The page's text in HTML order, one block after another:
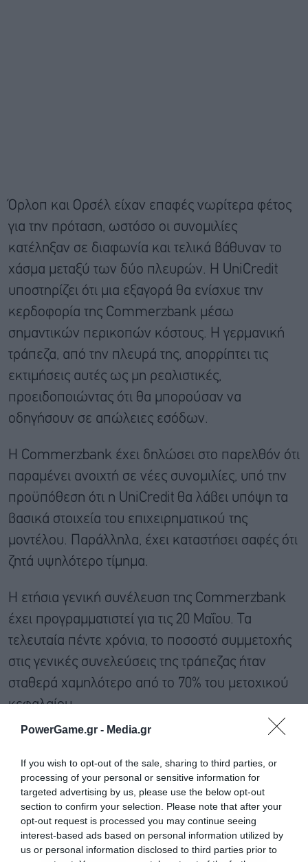
PowerGame.gr - Media.gr
If you wish to opt-out of the sale, sharing to third parties, or
processing of your personal or sensitive information for
targeted advertising by us, please use the below opt-out
section to confirm your selection. Please note that after your
opt-out request is processed you may continue seeing
interest-based ads based on personal information utilized by
us or personal information disclosed to third parties prior to
Όρλοπ και Ορσέλ είχαν επαφές νωρίτερα φέτος
για την πρόταση, ωστόσο οι συνομιλίες
κατέληξαν σε διαφωνία και τελικά βάθυναν το
χάσμα μεταξύ των δύο πλευρών. Η UniCredit
υποστηρίζει ότι μια εξαγορά θα ενίσχυε την
κερδοφορία της Commerzbank μέσω
σημαντικών περικοπών κόστους. Η γερμανική
τράπεζα, από την πλευρά της, απορρίπτει τις
εκτιμήσεις αυτές ως μη ρεαλιστικές,
προειδοποιώντας ότι θα μπορούσαν να
οδηγήσουν σε απώλειες εσόδων.
Η Commerzbank έχει δηλώσει στο παρελθόν ότι
παραμένει ανοιχτή σε νέες συνομιλίες, υπό την
προϋπόθεση ότι η UniCredit θα λάβει υπόψη τα
βασικά στοιχεία του επιχειρηματικού της
μοντέλου. Παράλληλα, έχει καταστήσει σαφές ότι
ζητά υψηλότερο τίμημα.
Η ετήσια γενική συνέλευση της Commerzbank
έχει προγραμματιστεί για τις 20 Μαΐου. Τα
τελευταία πέντε χρόνια, το ποσοστό συμμετοχής
στις γενικές συνελεύσεις της τράπεζας ήταν
σταθερά χαμηλότερο από το 70% του μετοχικού
κεφαλαίου.